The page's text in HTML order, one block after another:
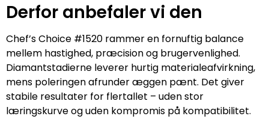
Derfor anbefaler vi den
Chef’s Choice #1520 rammer en fornuftig balance
mellem hastighed, præcision og brugervenlighed.
Diamantstadierne leverer hurtig materialeafvirkning,
mens poleringen afrunder æggen pænt. Det giver
stabile resultater for flertallet – uden stor
læringskurve og uden kompromis på kompatibilitet.